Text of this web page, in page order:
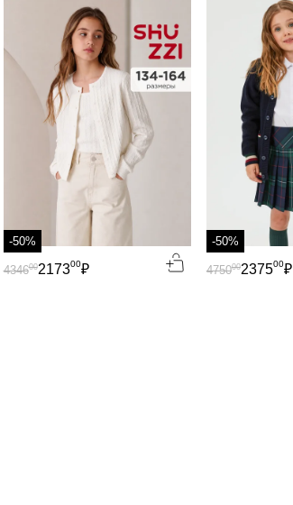
-50%
217300₽
434600
-50%
237500₽
475000